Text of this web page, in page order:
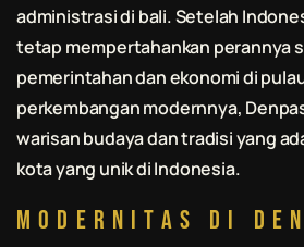
administrasi di bali. Setelah
tetap mempertahankan perannya
pemerintahan dan ekonomi di
perkembangan modernnya,
warisan budaya dan tradisi yang
kota yang unik di Indonesia.
Modernitas di